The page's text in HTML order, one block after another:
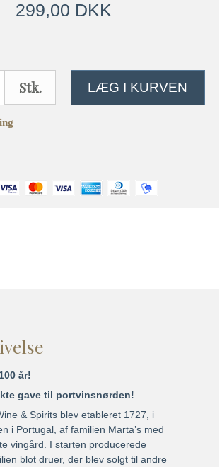
299,00 DKK
Stk. LÆG I KURVEN
år!
gave til portvinsnørden!
& Spirits blev etableret 1727, i
i Portugal, af familien Marta’s med
vingård. I starten producerede
blot druer, der blev solgt til andre